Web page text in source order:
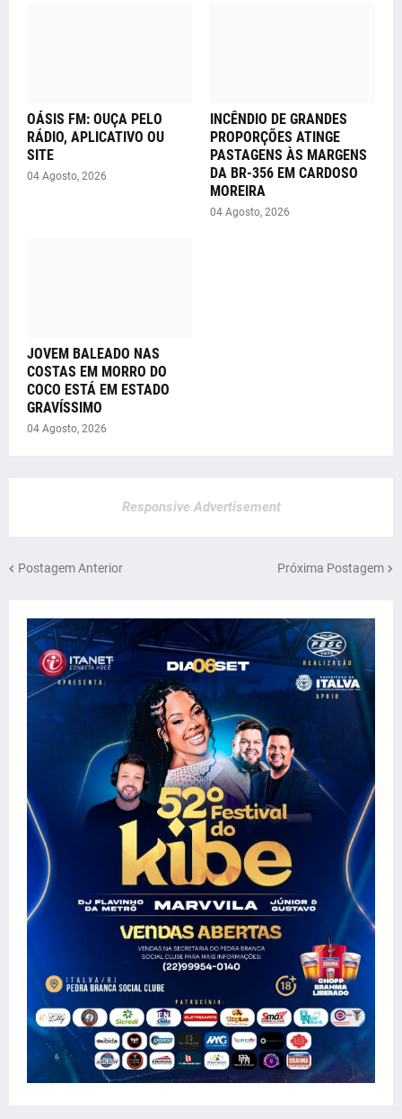
OÁSIS FM: OUÇA PELO
RÁDIO, APLICATIVO OU
SITE
04 Agosto, 2026
INCÊNDIO DE GRANDES
PROPORÇÕES ATINGE
PASTAGENS ÀS MARGENS
DA BR-356 EM CARDOSO
MOREIRA
04 Agosto, 2026
JOVEM BALEADO NAS
COSTAS EM MORRO DO
COCO ESTÁ EM ESTADO
GRAVÍSSIMO
04 Agosto, 2026
Responsive Advertisement
Postagem Anterior Próxima Postagem